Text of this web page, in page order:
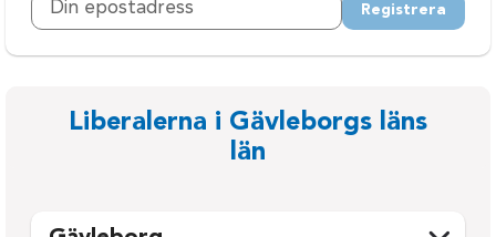
Registrera
Liberalerna i Gävleborgs läns
län